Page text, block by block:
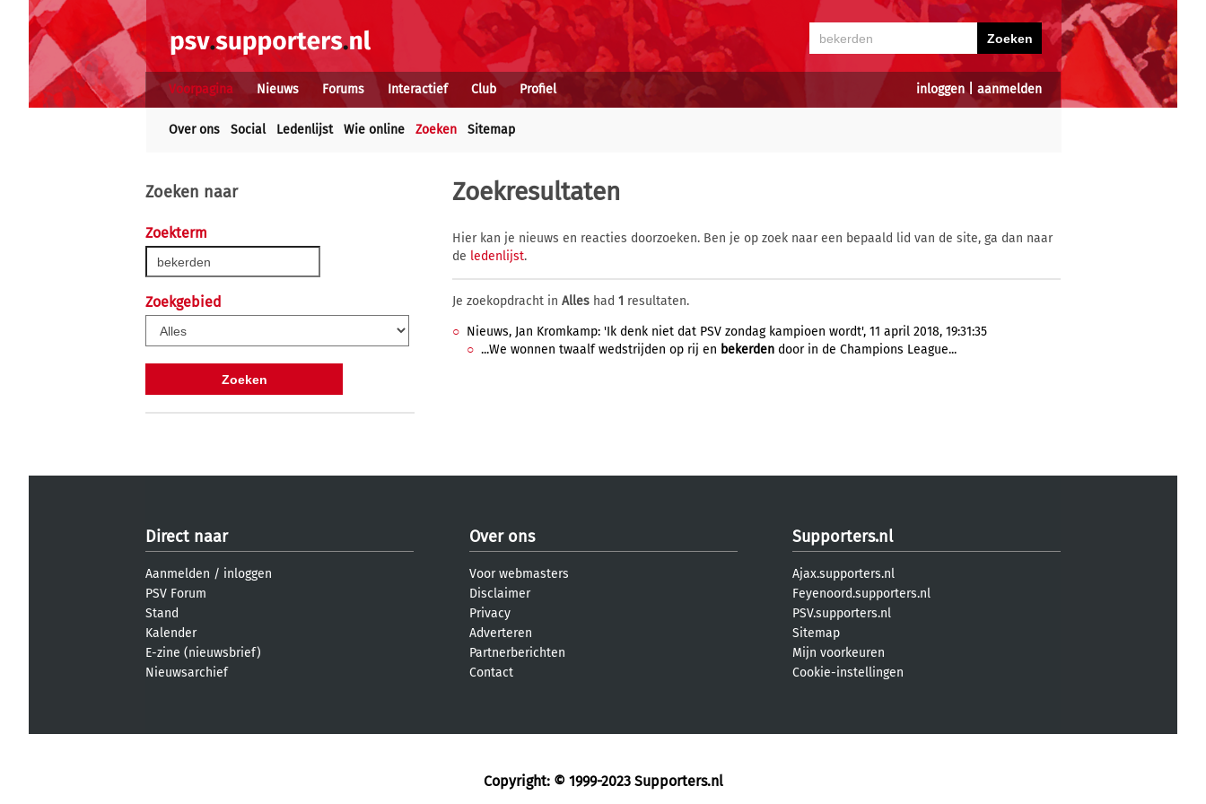
inloggen| aanmelden
Voorpagina Nieuws Forums Interactief Club Profiel
Over ons Social Ledenlijst Wie online Zoeken Sitemap
Zoeken naar
Zoekterm
Zoekgebied
Zoekresultaten
Hier kan je nieuws en reacties doorzoeken. Ben je op zoek naar een bepaald lid van de site, ga dan naar
de ledenlijst.
Je zoekopdracht in Alles had 1 resultaten.
Nieuws, Jan Kromkamp: 'Ik denk niet dat PSV zondag kampioen wordt', 11 april 2018, 19:31:35
...We wonnen twaalf wedstrijden op rij en bekerden door in de Champions League...
Direct naar
Aanmelden / inloggen
PSV Forum
Stand
Kalender
E-zine (nieuwsbrief)
Nieuwsarchief
Over ons
Voor webmasters
Disclaimer
Privacy
Adverteren
Partnerberichten
Contact
Supporters.nl
Ajax.supporters.nl
Feyenoord.supporters.nl
PSV.supporters.nl
Sitemap
Mijn voorkeuren
Cookie-instellingen
Copyright: © 1999-2023 Supporters.nl